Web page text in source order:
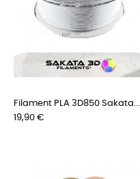
Filament PLA 3D850 Sakata...
Preis
19,90 €